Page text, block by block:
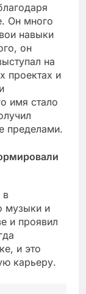
Он много
навыки
он
на
проектах и
имя стало
пределами.
в
музыки и
и проявил
и это
карьеру.